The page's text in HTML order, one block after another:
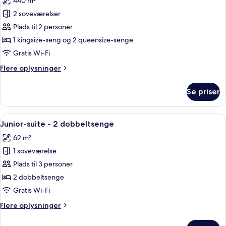
af
The
Stellar
Presidential
Penthouse
2 soveværelser
Plads til 2 personer
1 kingsize-seng og 2 queensize-senge
Gratis Wi-Fi
Flere oplysninger
Flere
Stellar
Presidential
Penthouse
Se priser
Indlæs
alle
billeder
af
Junior-
suite
-
dobbeltsenge
Et hotelværelse med to senge, en
6
Junior-suite - 2 dobbeltsenge
62 m²
1 soveværelse
Plads til 3 personer
2 dobbeltsenge
Gratis Wi-Fi
Flere oplysninger
Flere